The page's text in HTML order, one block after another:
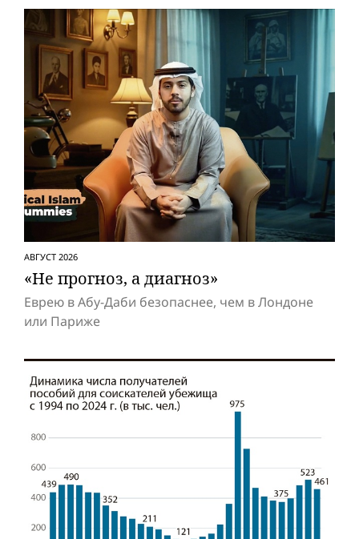
АВГУСТ 2026
«Не прогноз, а диагноз»
Еврею в Абу-Даби безопаснее, чем в Лондоне
или Париже